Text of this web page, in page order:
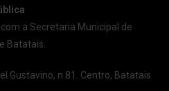
a Secretaria Municipal de
Batatais.
Gustavino, n.81. Centro, Batatais